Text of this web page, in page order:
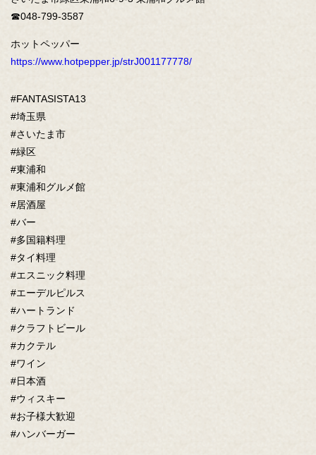
☎︎048-799-3587
ホットペッパー
https://www.hotpepper.jp/strJ001177778/
#FANTASISTA13
#埼玉県
#さいたま市
#緑区
#東浦和
#東浦和グルメ館
#居酒屋
#バー
#多国籍料理
#タイ料理
#エスニック料理
#エーデルピルス
#ハートランド
#クラフトビール
#カクテル
#ワイン
#日本酒
#ウィスキー
#お子様大歓迎
#ハンバーガー
皆さん、こんばんは( | 多国籍料理居酒屋 FANTASISTA13
埼玉県さいたま市緑区東浦和６-9-3 東浦和グルメ館
https://fantasista-13.owst.jp/blogs/2467621